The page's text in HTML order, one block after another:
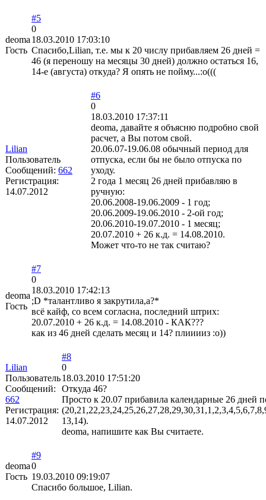
deoma
Гость
#5
0
18.03.2010 17:03:10
Спасибо,Lilian, т.е. мы к 20 числу прибавляем 26 дней =
46 (я переношу на месяцы 30 дней) должно остаться 16,
14-е (августа) откуда? Я опять не пойму...:о(((
Lilian
Пользователь
Сообщений: 662
Регистрация:
14.07.2012
#6
0
18.03.2010 17:37:11
deoma, давайте я объясню подробно свой
расчет, а Вы потом свой.
20.06.07-19.06.08 обычный период для
отпуска, если бы не было отпуска по
уходу.
2 года 1 месяц 26 дней прибавляю в
ручную:
20.06.2008-19.06.2009 - 1 год;
20.06.2009-19.06.2010 - 2-ой год;
20.06.2010-19.07.2010 - 1 месяц;
20.07.2010 + 26 к.д. = 14.08.2010.
Может что-то не так считаю?
deoma
Гость
#7
0
18.03.2010 17:42:13
;D *талантливо я закрутила,а?*
всё кайф, со всем согласна, последний штрих:
20.07.2010 + 26 к.д. = 14.08.2010 - КАК???
как из 46 дней сделать месяц и 14? плииииз :о))
Lilian
Пользователь
Сообщений:
662
Регистрация:
14.07.2012
#8
0
18.03.2010 17:51:20
Откуда 46?
Просто к 20.07 прибавила календарные 26 дней
13,14).
deoma, напишите как Вы считаете.
deoma
Гость
#9
0
19.03.2010 09:19:07
Спасибо большое, Lilian.